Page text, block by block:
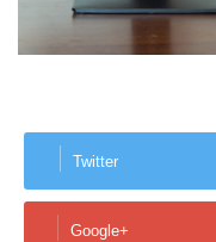
Twitter
Google+